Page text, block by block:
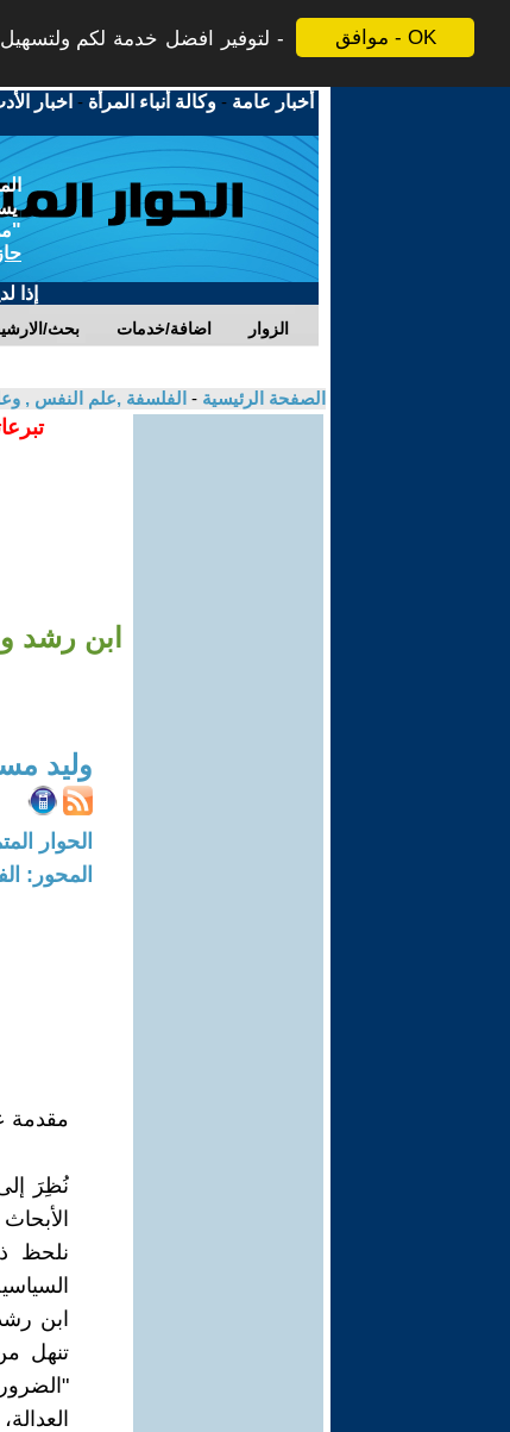
موافق - OK
لتوفير افضل خدمة لكم
أخبار عامة -وكالة أنباء المرأة - اخبار
إذا
بحث/ اضافة/خدمات الزوار
الصفحة الرئيسية - الفلسفة ,علم النفس ,
ابن رشد
وليد
الحوار المتمدن-
المحور:
مقدمة
نُظِرَ
نلحظ
ابن
تنهل